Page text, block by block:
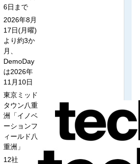
6日まで
2026年8月
17日(月曜)
より約3か
月、
DemoDay
は2026年
11月10日
東京ミッド
タウン八重
洲「イノベ
ーションフ
ィールド八
重洲」
12社